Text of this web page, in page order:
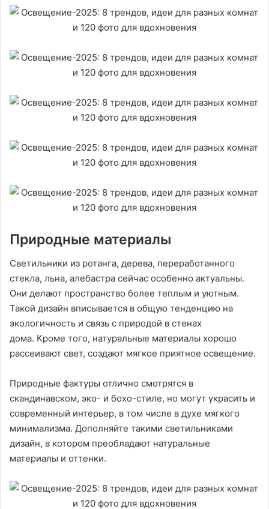
Природные материалы
Светильники из ротанга, дерева, переработанного
стекла, льна, алебастра сейчас особенно актуальны.
Они делают пространство более теплым и уютным.
Такой дизайн вписывается в общую тенденцию на
экологичность и связь с природой в стенах
дома. Кроме того, натуральные материалы хорошо
рассеивают свет, создают мягкое приятное освещение.
Природные фактуры отлично смотрятся в
скандинавском, эко- и бохо-стиле, но могут украсить и
современный интерьер, в том числе в духе мягкого
минимализма. Дополняйте такими светильниками
дизайн, в котором преобладают натуральные
материалы и оттенки.